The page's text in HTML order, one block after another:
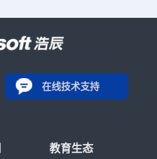
在线技术支持
教育生态